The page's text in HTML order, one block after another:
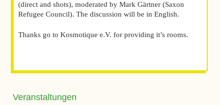
(direct and shots), moderated by Mark Gärtner (Saxon
Refugee Council). The discussion will be in English.
Thanks go to Kosmotique e.V. for providing it’s rooms.
Veranstaltungen